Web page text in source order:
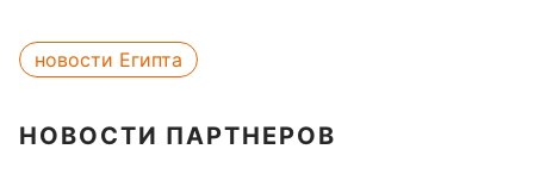
новости Египта
НОВОСТИ ПАРТНЕРОВ